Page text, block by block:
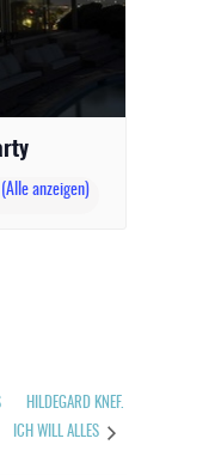
HILDEGARD KNEF.
ICH WILL ALLES